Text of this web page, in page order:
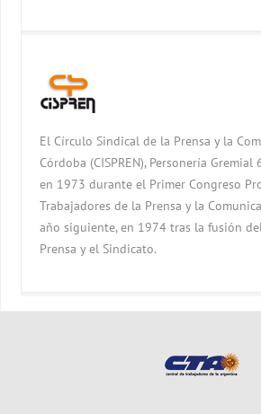
El Círculo Sindical de la Prensa y la
Córdoba (CISPREN), Personería
en 1973 durante el Primer Congreso
Trabajadores de la Prensa y la
año siguiente, en 1974 tras la fusión
Prensa y el Sindicato.